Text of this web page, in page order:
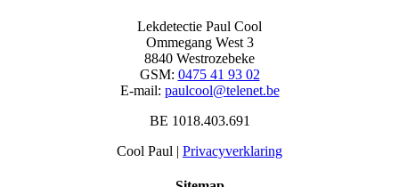
Lekdetectie Paul Cool
Ommegang West 3
8840 Westrozebeke
GSM: 0475 41 93 02
E-mail: paulcool@telenet.be
BE 1018.403.691
Cool Paul | Privacyverklaring